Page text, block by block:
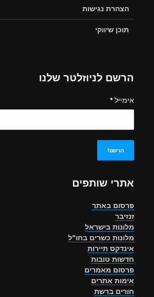
הצהרת נגישות
תוכן שיווקי
הרשם לניוזלטר שלנו
אימייל*
אתרי שותפים
פרסום באתר
זנזיבר
מלונות בישראל
מלונות כשרים בחו"ל
אינדקס תיירות
חדשות טובות
פרסום מאמרים
אימות אתרים
חורים ברשת